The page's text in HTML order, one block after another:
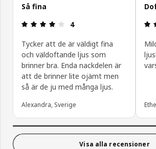
Så fina
Recension: 4 / 5 stjärnor.
4
Tycker att de är väldigt fina
och väldoftande ljus som
brinner bra. Enda nackdelen är
att de brinner lite ojämt men
så är de ju med många ljus.
Alexandra, Sverige
Visa alla recensioner